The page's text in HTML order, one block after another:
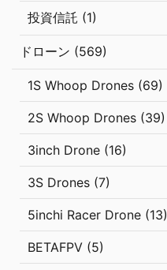
投資信託 (1)
ドローン (569)
1S Whoop Drones (69)
2S Whoop Drones (39)
3inch Drone (16)
3S Drones (7)
5inchi Racer Drone (13)
BETAFPV (5)